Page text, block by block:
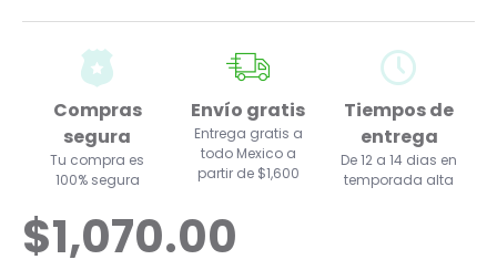
Compras
segura
Tu compra es
100% segura
Envío gratis
Entrega gratis a
todo Mexico a
partir de $1,600
Tiempos de
entrega
De 12 a 14 dias en
temporada alta
$1,070.00